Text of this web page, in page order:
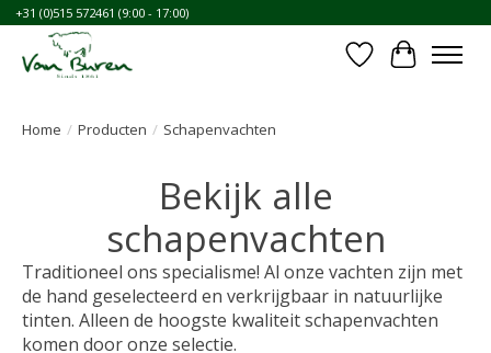
+31 (0)515 572461 (9:00 - 17:00)
Verlanglijst
Home / Producten / Schapenvachten
Bekijk alle
schapenvachten
Traditioneel ons specialisme! Al onze vachten zijn met
de hand geselecteerd en verkrijgbaar in natuurlijke
tinten. Alleen de hoogste kwaliteit schapenvachten
komen door onze selectie.